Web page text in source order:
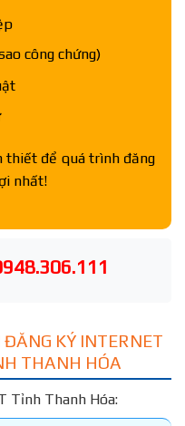
công chứng)
thiết để quá trình đăng
nhất!
ĐĂNG KÝ INTERNET
THANH HÓA
Tỉnh Thanh Hóa: